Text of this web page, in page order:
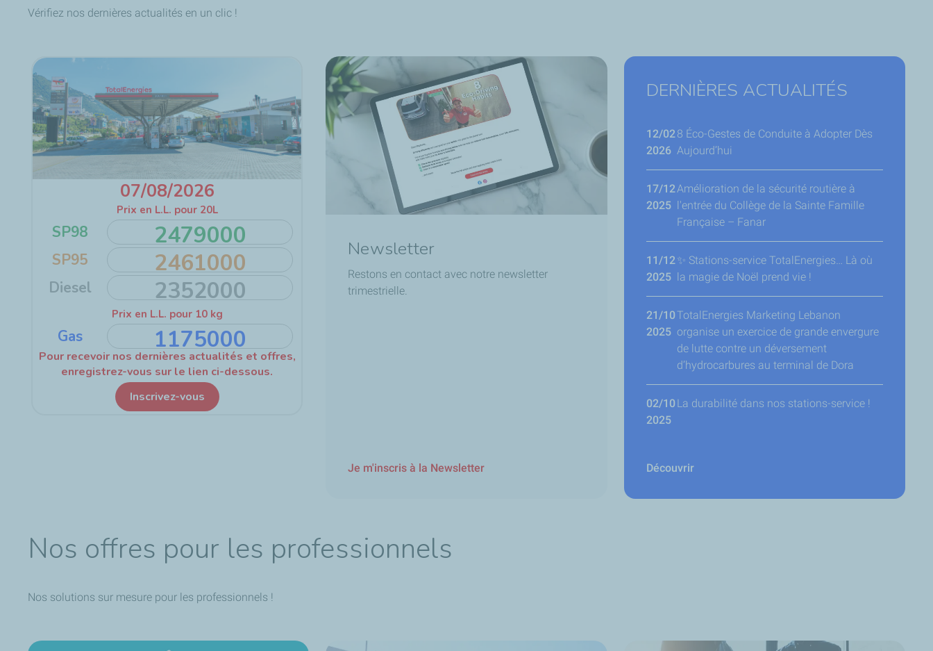
Vérifiez nos dernières actualités en un clic !
Newsletter
Restons en contact avec notre newsletter
trimestrielle.
Je m'inscris à la Newsletter
DERNIÈRES ACTUALITÉS
12/02
2026
8 Éco-Gestes de Conduite à Adopter Dès
Aujourd’hui
17/12
2025
Amélioration de la sécurité routière à
l'entrée du Collège de la Sainte Famille
Française – Fanar
11/12
2025
✨ Stations-service TotalEnergies… Là où
la magie de Noël prend vie !
21/10
2025
TotalEnergies Marketing Lebanon
organise un exercice de grande envergure
de lutte contre un déversement
d’hydrocarbures au terminal de Dora
02/10
2025
La durabilité dans nos stations-service !
Découvrir
Nos offres pour les professionnels
Nos solutions sur mesure pour les professionnels !